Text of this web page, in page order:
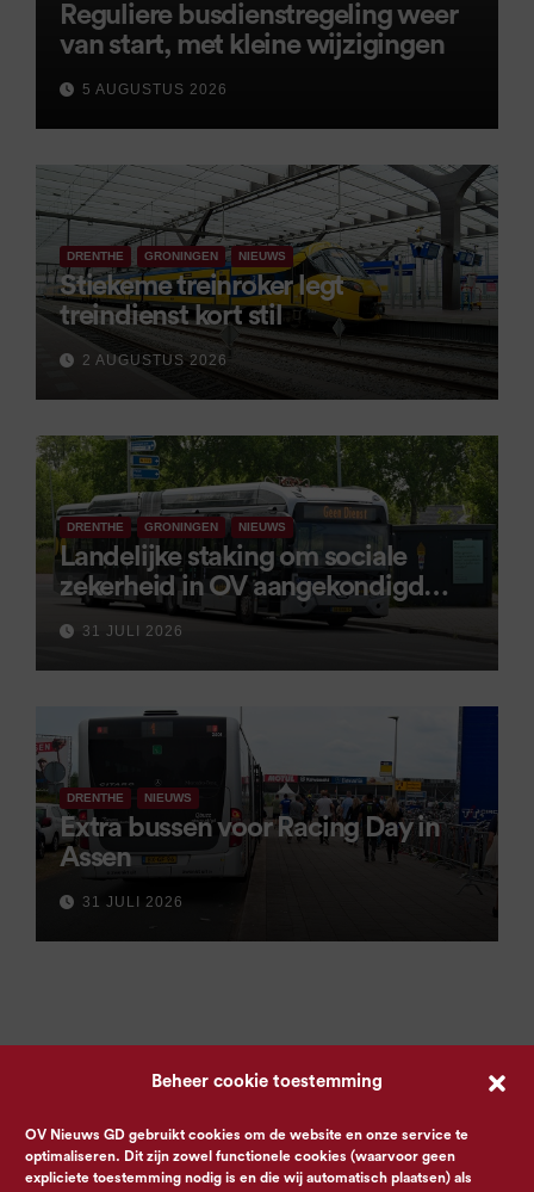
Beheer cookie toestemming
OV Nieuws GD gebruikt cookies om de website en onze service te
optimaliseren. Dit zijn zowel functionele cookies (waarvoor geen
expliciete toestemming nodig is en die wij automatisch plaatsen) als
Reguliere busdienstregeling weer
van start, met kleine wijzigingen
5 AUGUSTUS 2026
DRENTHE GRONINGEN NIEUWS
Stiekeme treinroker legt
treindienst kort stil
2 AUGUSTUS 2026
DRENTHE GRONINGEN NIEUWS
Landelijke staking om sociale
zekerheid in OV aangekondigd
voor 9 september
31 JULI 2026
DRENTHE NIEUWS
Extra bussen voor Racing Day in
Assen
31 JULI 2026